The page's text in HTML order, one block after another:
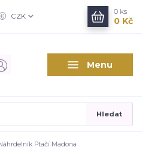
Menu
CZK
Hledat
0 ks
0 Kč
Ptačí Madona